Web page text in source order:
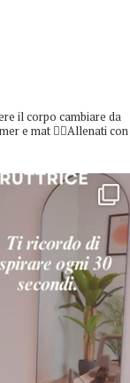
il corpo cambiare da
e mat 👇🏻Allenati con